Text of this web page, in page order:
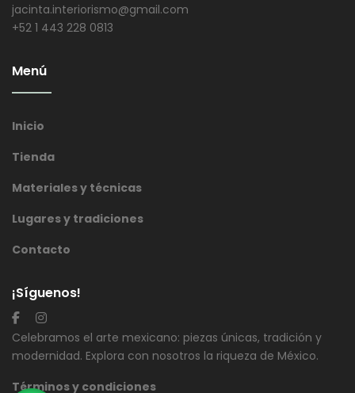
jacinta.interiorismo@gmail.com
+52 1 443 228 0813
Menú
Inicio
Tienda
Materiales y técnicas
Lugares y tradiciones
Contacto
¡Síguenos!
Celebramos el arte mexicano: piezas únicas, tradición y
modernidad. Explora con nosotros la riqueza de México.
Términos y condiciones